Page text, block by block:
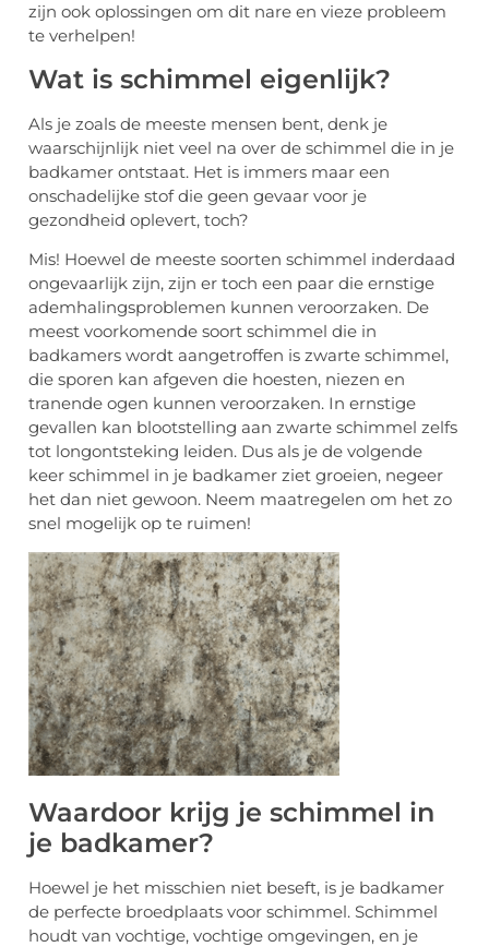
zijn ook oplossingen om dit nare en vieze probleem
te verhelpen!
Wat is schimmel eigenlijk?
Als je zoals de meeste mensen bent, denk je
waarschijnlijk niet veel na over de schimmel die in je
badkamer ontstaat. Het is immers maar een
onschadelijke stof die geen gevaar voor je
gezondheid oplevert, toch?
Mis! Hoewel de meeste soorten schimmel inderdaad
ongevaarlijk zijn, zijn er toch een paar die ernstige
ademhalingsproblemen kunnen veroorzaken. De
meest voorkomende soort schimmel die in
badkamers wordt aangetroffen is zwarte schimmel,
die sporen kan afgeven die hoesten, niezen en
tranende ogen kunnen veroorzaken. In ernstige
gevallen kan blootstelling aan zwarte schimmel zelfs
tot longontsteking leiden. Dus als je de volgende
keer schimmel in je badkamer ziet groeien, negeer
het dan niet gewoon. Neem maatregelen om het zo
snel mogelijk op te ruimen!
Waardoor krijg je schimmel in
je badkamer?
Hoewel je het misschien niet beseft, is je badkamer
de perfecte broedplaats voor schimmel. Schimmel
houdt van vochtige, vochtige omgevingen, en je